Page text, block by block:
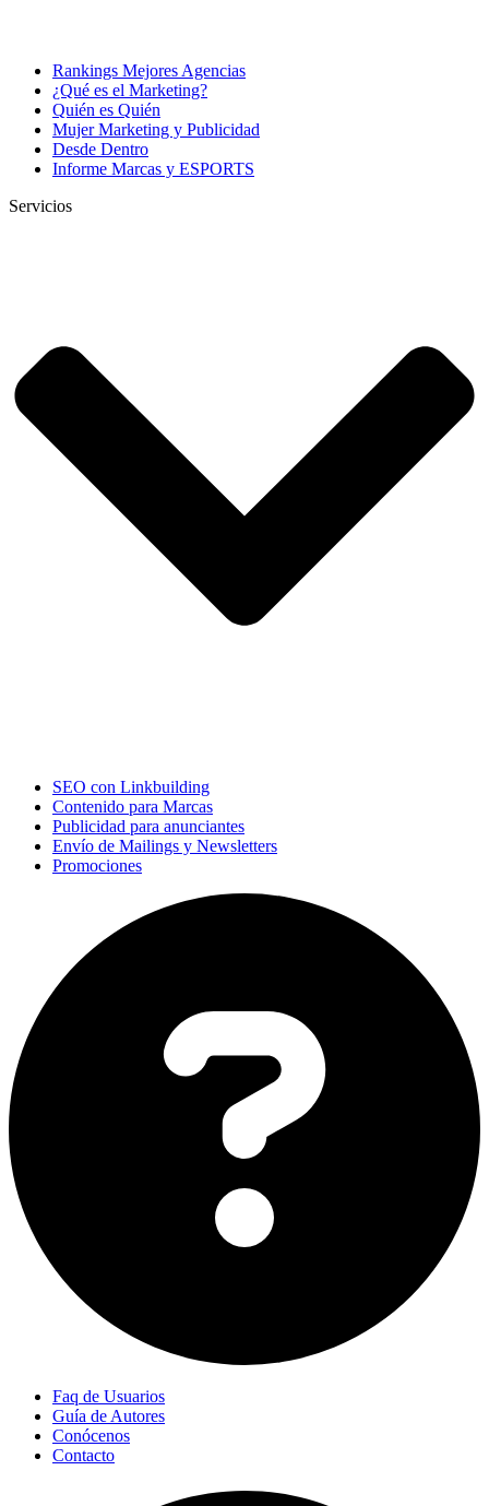
Rankings Mejores Agencias
¿Qué es el Marketing?
Quién es Quién
Mujer Marketing y Publicidad
Desde Dentro
Informe Marcas y ESPORTS
Servicios
SEO con Linkbuilding
Contenido para Marcas
Publicidad para anunciantes
Envío de Mailings y Newsletters
Promociones
Faq de Usuarios
Guía de Autores
Conócenos
Contacto